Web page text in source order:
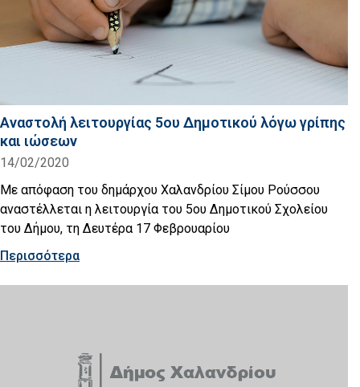
Αναστολή λειτουργίας 5ου Δημοτικού λόγω γρίπης
και ιώσεων
14/02/2020
Με απόφαση του δημάρχου Χαλανδρίου Σίμου Ρούσσου
αναστέλλεται η λειτουργία του 5ου Δημοτικού Σχολείου
του Δήμου, τη Δευτέρα 17 Φεβρουαρίου
Περισσότερα